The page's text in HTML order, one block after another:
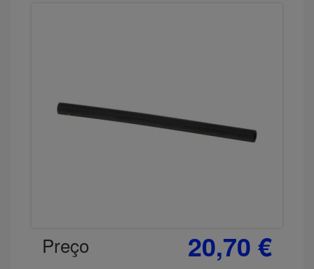
Preço 20,70 €